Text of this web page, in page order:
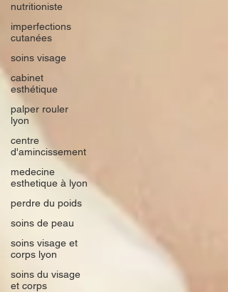
nutritioniste
imperfections
cutanées
soins visage
cabinet
esthétique
palper rouler
lyon
centre
d'amincissement
medecine
esthetique à lyon
perdre du poids
soins de peau
soins visage et
corps lyon
soins du visage
et corps